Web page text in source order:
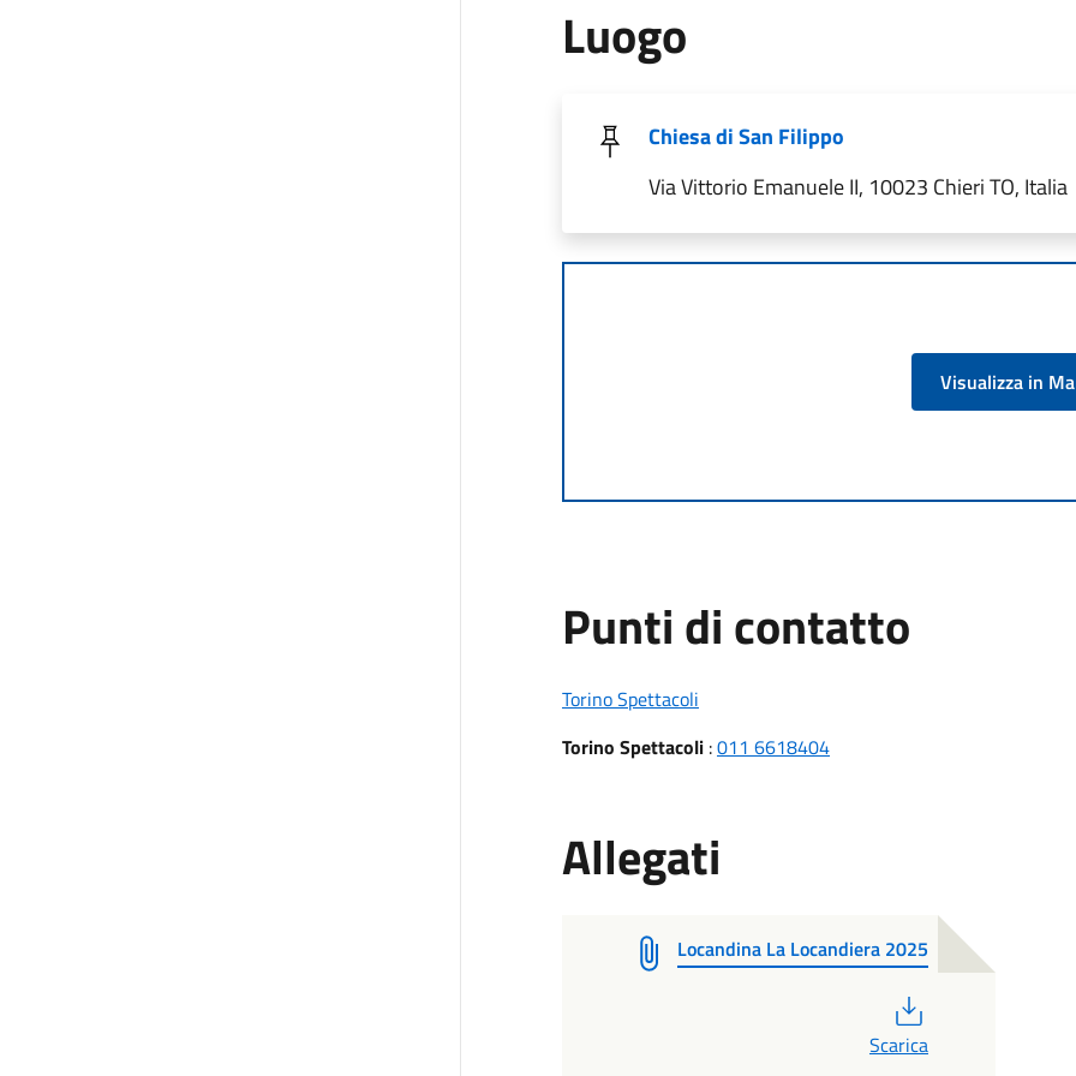
Luogo
Chiesa di San Filippo
Via Vittorio Emanuele II, 10023 Chieri TO, Italia
Visualizza in
Punti di contatto
Torino Spettacoli
Torino Spettacoli:011 6618404
Allegati
Locandina La Locandiera 2025
Scarica